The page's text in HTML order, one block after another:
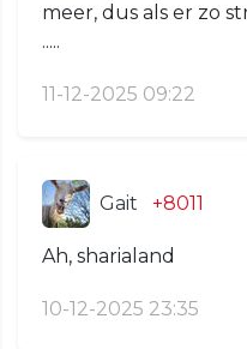
meer, dus als er zo
.....
11-12-2025 09:22
Gait +8011
Ah, sharialand
10-12-2025 23:35